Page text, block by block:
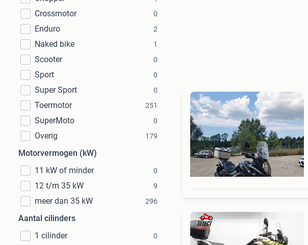
Crossmotor 0
Enduro 2
Naked bike 1
Scooter 0
Sport 0
Super Sport 0
Toermotor 251
SuperMoto 0
Overig 179
Motorvermogen (kW)
11 kW of minder
0
12 t/m 35 kW 9
meer dan 35 kW 296
Aantal cilinders
1 cilinder
0